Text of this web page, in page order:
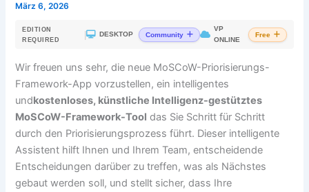
März 6, 2026
EDITION
REQUIRED
| DESKTOP Community
VP
ONLINE
Free
Wir freuen uns sehr, die neue MoSCoW-Priorisierungs-
Framework-App vorzustellen, ein intelligentes
undkostenloses, künstliche Intelligenz-gestütztes
MoSCoW-Framework-Tool das Sie Schritt für Schritt
durch den Priorisierungsprozess führt. Dieser intelligente
Assistent hilft Ihnen und Ihrem Team, entscheidende
Entscheidungen darüber zu treffen, was als Nächstes
gebaut werden soll, und stellt sicher, dass Ihre